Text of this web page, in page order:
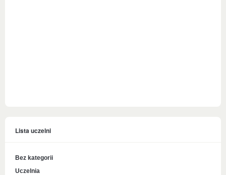
Lista uczelni
Bez kategorii
Uczelnia